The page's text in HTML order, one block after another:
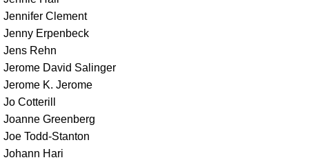
Jennifer Clement
Jenny Erpenbeck
Jens Rehn
Jerome David Salinger
Jerome K. Jerome
Jo Cotterill
Joanne Greenberg
Joe Todd-Stanton
Johann Hari